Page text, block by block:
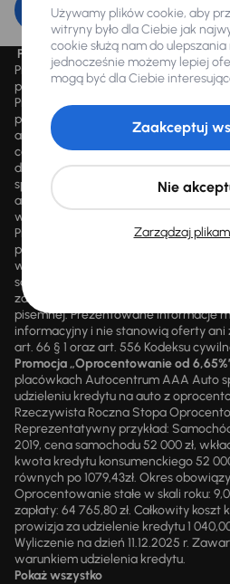
Edytuj filtr
Promocja „Letnie przeceny aż 1500
Promocja „Letnie przeceny aż 1500
placówkach Autocentrum AAA AUTO
Promocja polega na możliwości
przecenionych, wskazanych w
aaaauto.pl/promocja, ze zniżką
cenie. Zniżka jest obliczana jako
danego pojazdu z 30 dni przed
sprzedaży. Liczba samochodów
aktualizowana na bieżąco; średnia
wynosi około 1500, a nowe auta są
Promocji nie można łączyć z innymi
promocjami ani rabatami, ani
wsteczną. Szczegółowe informacje
są przez upoważnionych
zastrzega sobie prawo do zawarcia
pisemnej. Prezentowane informacje
informacyjny i nie stanowią oferty
art. 66 § 1 oraz art. 556 Kodeksu
Promocja „Oprocentowanie od
placówkach Autocentrum AAA Auto
udzieleniu kredytu na auto z
Rzeczywista Roczna Stopa
Reprezentatywny przykład:
2019, cena samochodu 52 000 zł,
kwota kredytu konsumenckiego 52
równych po 1079,43zł. Okres
Oprocentowanie stałe w skali roku:
zapłaty: 64 765,80 zł. Całkowity koszt
prowizja za udzielenie kredytu 1 040,00
Wyliczenie na dzień 11.12.2025 r.
warunkiem udzielenia kredytu.
Pokaż wszystko
Używamy plików cookie, aby
witryny było dla Ciebie jak
cookie służą nam do ulepszania
jednocześnie możemy lepiej
mogą być dla Ciebie
Zarządzaj
Nie
Zaakceptuj